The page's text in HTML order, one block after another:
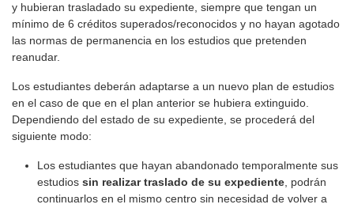
y hubieran trasladado su expediente, siempre que tengan un
mínimo de 6 créditos superados/reconocidos y no hayan agotado
las normas de permanencia en los estudios que pretenden
reanudar.
Los estudiantes deberán adaptarse a un nuevo plan de estudios
en el caso de que en el plan anterior se hubiera extinguido.
Dependiendo del estado de su expediente, se procederá del
siguiente modo:
Los estudiantes que hayan abandonado temporalmente sus
estudios sin realizar traslado de su expediente , podrán
continuarlos en el mismo centro sin necesidad de volver a